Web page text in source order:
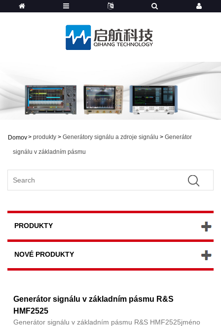
Domov> produkty > Generátory signálu a zdroje signálu > Generátor
signálu v základním pásmu
PRODUKTY
NOVÉ PRODUKTY
Generátor signálu v základním pásmu R&S
HMF2525
Generátor signálu v základním pásmu R&S HMF2525jméno